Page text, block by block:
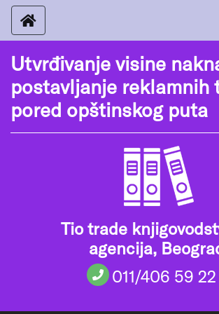
Utvrđivanje visine
postavljanje reklamnih
pored opštinskog puta
Tio trade
agencija,
011/406 59 22